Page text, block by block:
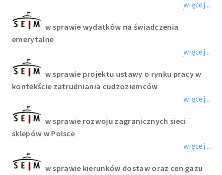
więcej...
w sprawie wydatków na świadczenia
emerytalne
więcej...
w sprawie projektu ustawy o rynku pracy w
kontekście zatrudniania cudzoziemców
więcej...
w sprawie rozwoju zagranicznych sieci
sklepów w Polsce
więcej...
w sprawie kierunków dostaw oraz cen gazu